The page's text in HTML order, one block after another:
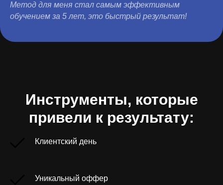
Метод для меня стал самым эффективным
обучением за 5 лет, это быстрый результат!
Инструменты, которые
привели к результату:
Клиентский день
Уникальный оффер